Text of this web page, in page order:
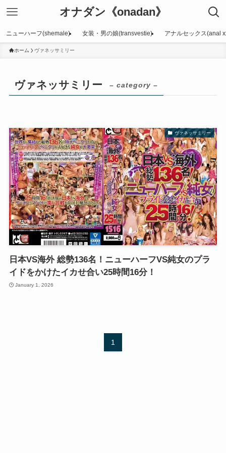
オナダン《onadan》
ニューハーフ(shemale) 女装・男の娘(transvestie) アナルセックス(anal
ホーム ヴァネッサミリー
ヴァネッサミリー – category –
ヴァネッサミリー
日本VS海外 総勢136名！ニューハーフVS純女のプラ
イドをかけたイカせ合い25時間16分！
January 1, 2026
1